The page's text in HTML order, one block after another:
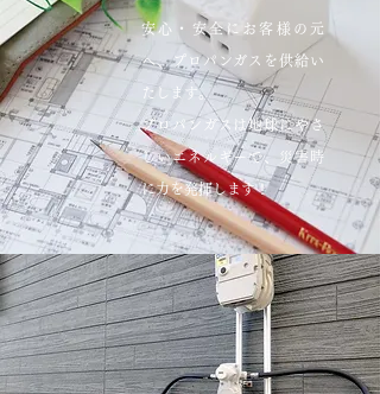
安心・安全にお客様の元
へ、プロパンガスを供給い
たします。
プロパンガスは地球にやさ
しいエネルギーで、災害時
に力を発揮します！